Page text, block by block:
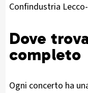
Confindustria
Dove
completo
Ogni concerto ha